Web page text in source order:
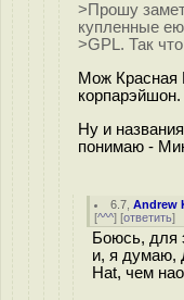
>Прошу
купленные
>GPL. Так
Мож Красная
корпарэйшон.
Ну и
понимаю -
6.7 ,Andrew
[^^^] [ответить]
Боюсь, для
и, я думаю,
Hat, чем